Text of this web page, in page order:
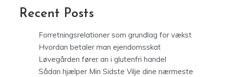
Recent Posts
Forretningsrelationer som grundlag for vækst
Hvordan betaler man ejendomsskat
Løvegården fører an i glutenfri handel
Sådan hjælper Min Sidste Vilje dine nærmeste